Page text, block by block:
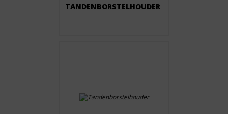
TANDENBORSTELHOUDER